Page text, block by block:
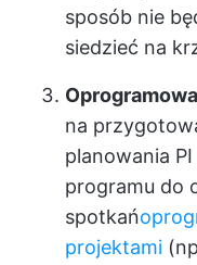
sposób nie
siedzieć na
na
planowania
programu do
spotkań
projektami (np